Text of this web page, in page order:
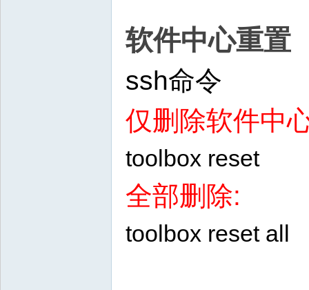
软件中心重置
ssh命令
仅删除软件中
toolbox reset
全部删除:
toolbox reset all